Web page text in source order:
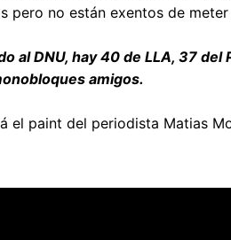
pero no están exentos de meter
al DNU, hay 40 de LLA, 37 del
amigos.
el paint del periodista Matias